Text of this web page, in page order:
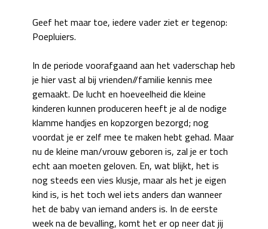
Geef het maar toe, iedere vader ziet er tegenop:
Poepluiers.
In de periode voorafgaand aan het vaderschap heb
je hier vast al bij vrienden//familie kennis mee
gemaakt. De lucht en hoeveelheid die kleine
kinderen kunnen produceren heeft je al de nodige
klamme handjes en kopzorgen bezorgd; nog
voordat je er zelf mee te maken hebt gehad. Maar
nu de kleine man/vrouw geboren is, zal je er toch
echt aan moeten geloven. En, wat blijkt, het is
nog steeds een vies klusje, maar als het je eigen
kind is, is het toch wel iets anders dan wanneer
het de baby van iemand anders is. In de eerste
week na de bevalling, komt het er op neer dat jij